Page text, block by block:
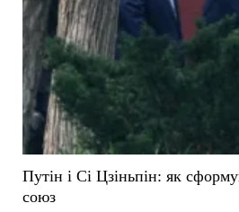
Путін і Сі Цзіньпін: як
союз